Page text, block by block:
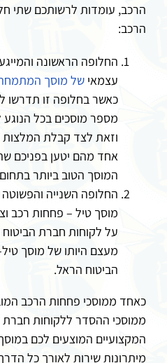
הרכב, עומדות לרשותכם שתי
הרכב:
החלופה הראשונה
עצמאי של מוסך
כאשר בחלופה זו תדרשו
מספר מוסכים בכל הנוגע
וזאת לצד קבלת
אחד מהם יטען בפניכם
המוסך הטוב ביותר
החלופה השנייה והפשוטה
מוסך טיל – פחחות רכב
על לקוחות חברת
מעצם היותו של מוסך
הביטוח הראל.
כאחד ממוסכי פחחות הרכב
ממוסכי ההסדר ללקוחות חברת
המקצועיים המוצעים לכם
מיתרונות שירות לאורך כל